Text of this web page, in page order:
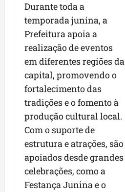
Durante toda a
temporada junina, a
Prefeitura apoia a
realização de eventos
em diferentes regiões da
capital, promovendo o
fortalecimento das
tradições e o fomento à
produção cultural local.
Com o suporte de
estrutura e atrações, são
apoiados desde grandes
celebrações, como a
Festança Junina e o